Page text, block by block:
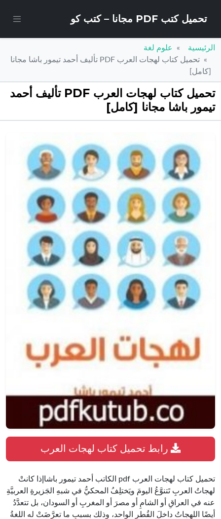
تحميل كتب PDF مجانا – كتب كو
الرئيسية
علوم لغة
تحميل كتاب لهجات العرب PDF تأليف أحمد تيمور باشا مجانا
[كامل]
تحميل كتاب لهجات العرب PDF تأليف أحمد
تيمور باشا مجانا [كامل]
تحميل كتاب لهجات العرب pdf الكاتب أحمد تيمور باشاإذا كانتْ
لهجاتُ العربِ تَتنوَّعُ اليومَ ويَختلِفُ المحكيُّ في شبهِ الجَزيرةِ العربيَّةِ
عنه في العراقِ أو الشامِ أو مصرَ أو المغربِ أو السودان، بل تتعدَّدُ
أيضًا اللهجاتُ داخلَ القُطرِ الواحد، وذلك بسببِ ما تعرَّضَتْ له اللغةُ